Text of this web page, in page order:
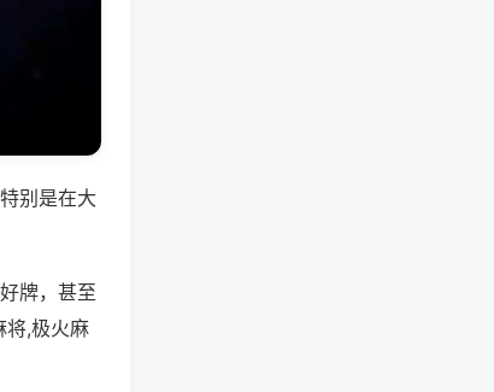
别是在大
牌，甚至
将,极火麻